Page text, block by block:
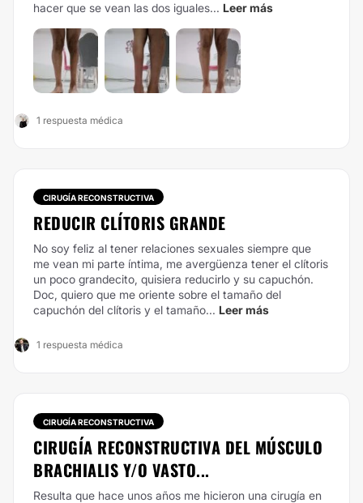
hacer que se vean las dos iguales... Leer más
1 respuesta médica
CIRUGÍA RECONSTRUCTIVA
REDUCIR CLÍTORIS GRANDE
No soy feliz al tener relaciones sexuales siempre que
me vean mi parte íntima, me avergüenza tener el clítoris
un poco grandecito, quisiera reducirlo y su capuchón.
Doc, quiero que me oriente sobre el tamaño del
capuchón del clítoris y el tamaño... Leer más
1 respuesta médica
CIRUGÍA RECONSTRUCTIVA
CIRUGÍA RECONSTRUCTIVA DEL MÚSCULO
BRACHIALIS Y/O VASTO...
Resulta que hace unos años me hicieron una cirugía en